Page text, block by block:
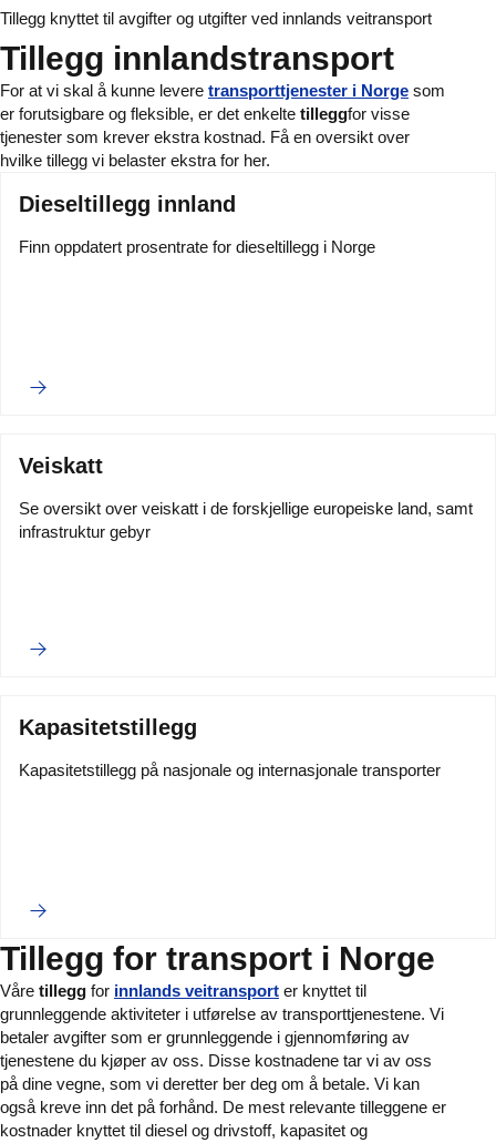
Tillegg knyttet til avgifter og utgifter ved innlands veitransport
Tillegg innlandstransport
For at vi skal å kunne levere transporttjenester i Norge som
er forutsigbare og fleksible, er det enkelte tilleggfor visse
tjenester som krever ekstra kostnad. Få en oversikt over
hvilke tillegg vi belaster ekstra for her.
Dieseltillegg innland
Finn oppdatert prosentrate for dieseltillegg i Norge
Veiskatt
Se oversikt over veiskatt i de forskjellige europeiske land, samt
infrastruktur gebyr
Kapasitetstillegg
Kapasitetstillegg på nasjonale og internasjonale transporter
Tillegg for transport i Norge
Våre tillegg for innlands veitransport er knyttet til
grunnleggende aktiviteter i utførelse av transporttjenestene. Vi
betaler avgifter som er grunnleggende i gjennomføring av
tjenestene du kjøper av oss. Disse kostnadene tar vi av oss
på dine vegne, som vi deretter ber deg om å betale. Vi kan
også kreve inn det på forhånd. De mest relevante tilleggene er
kostnader knyttet til diesel og drivstoff, kapasitet og